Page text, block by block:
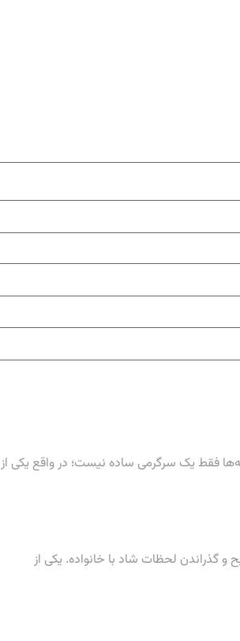
فقط یک سرگرمی ساده نیست؛ در واقع یکی از
و گذراندن لحظات شاد با خانواده. یکی از